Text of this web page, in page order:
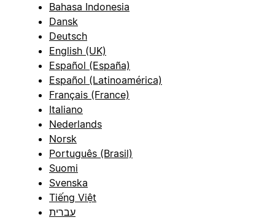
Bahasa Indonesia
Dansk
Deutsch
English (UK)
Español (España)
Español (Latinoamérica)
Français (France)
Italiano
Nederlands
Norsk
Português (Brasil)
Suomi
Svenska
Tiếng Việt
עברית